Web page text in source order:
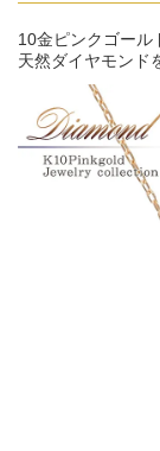
10金ピンクゴール
天然ダイヤモンド